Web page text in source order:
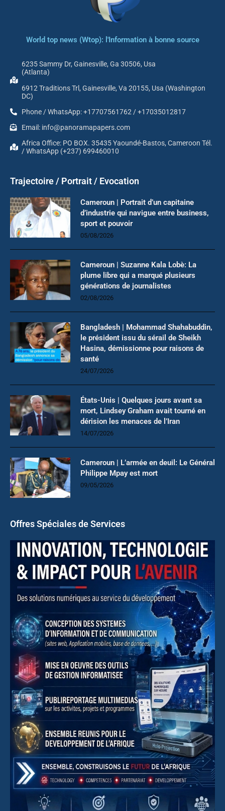
World top news (Wtop): l'Information à bonne source
6235 Sammy Dr, Gainesville, Ga 30506, Usa
(Atlanta)
6912 Traditions Trl, Gainesville, Va 20155, Usa (Washington
DC)
Phone / WhatsApp: +17707561762 / +17035012817
Email: info@panoramapapers.com
Africa Office: PO BOX. 35435 Yaoundé-Bastos, Cameroon Tél.
/ WhatsApp (+237) 699460010
Trajectoire / Portrait / Evocation
Cameroun | Portrait d’un capitaine
d’industrie qui navigue entre business,
sport et pouvoir
05/08/2026
Cameroun | Suzanne Kala Lobè: La
plume libre qui a marqué plusieurs
générations de journalistes
02/08/2026
Bangladesh | Mohammad Shahabuddin,
le président issu du sérail de Sheikh
Hasina, démissionne pour raisons de
santé
24/07/2026
États-Unis | Quelques jours avant sa
mort, Lindsey Graham avait tourné en
dérision les menaces de l’Iran
14/07/2026
Cameroun | L’armée en deuil: Le Général
Philippe Mpay est mort
09/05/2026
Offres Spéciales de Services